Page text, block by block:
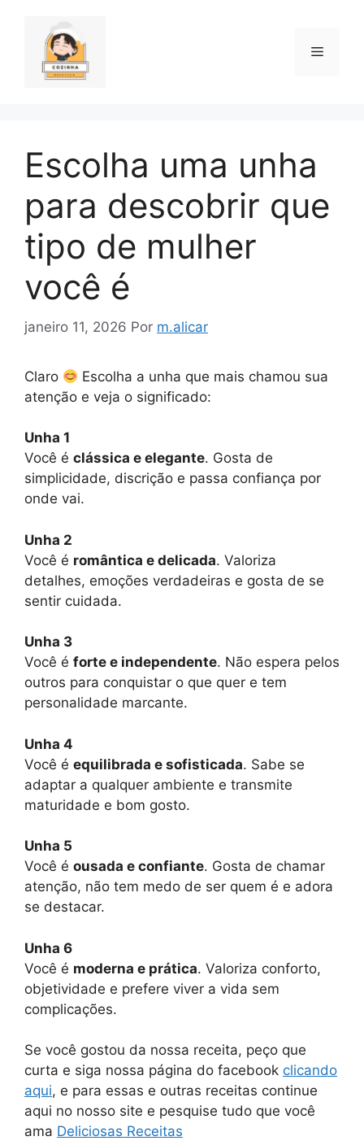
conteúdo
Menu
Escolha uma unha
para descobrir que
tipo de mulher
você é
janeiro 11, 2026 Por m.alicar
Claro
Escolha a unha que mais chamou sua
atenção e veja o significado:
Unha 1
Você é clássica e elegante. Gosta de
simplicidade, discrição e passa confiança por
onde vai.
Unha 2
Você é romântica e delicada. Valoriza
detalhes, emoções verdadeiras e gosta de se
sentir cuidada.
Unha 3
Você é forte e independente. Não espera pelos
outros para conquistar o que quer e tem
personalidade marcante.
Unha 4
Você é equilibrada e sofisticada. Sabe se
adaptar a qualquer ambiente e transmite
maturidade e bom gosto.
Unha 5
Você é ousada e confiante. Gosta de chamar
atenção, não tem medo de ser quem é e adora
se destacar.
Unha 6
Você é moderna e prática. Valoriza conforto,
objetividade e prefere viver a vida sem
complicações.
Se você gostou da nossa receita, peço que
curta e siga nossa página do facebook clicando
aqui, e para essas e outras receitas continue
aqui no nosso site e pesquise tudo que você
ama Deliciosas Receitas